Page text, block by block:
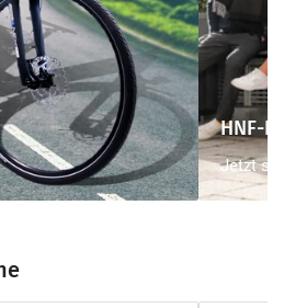
HNF-
Jetzt